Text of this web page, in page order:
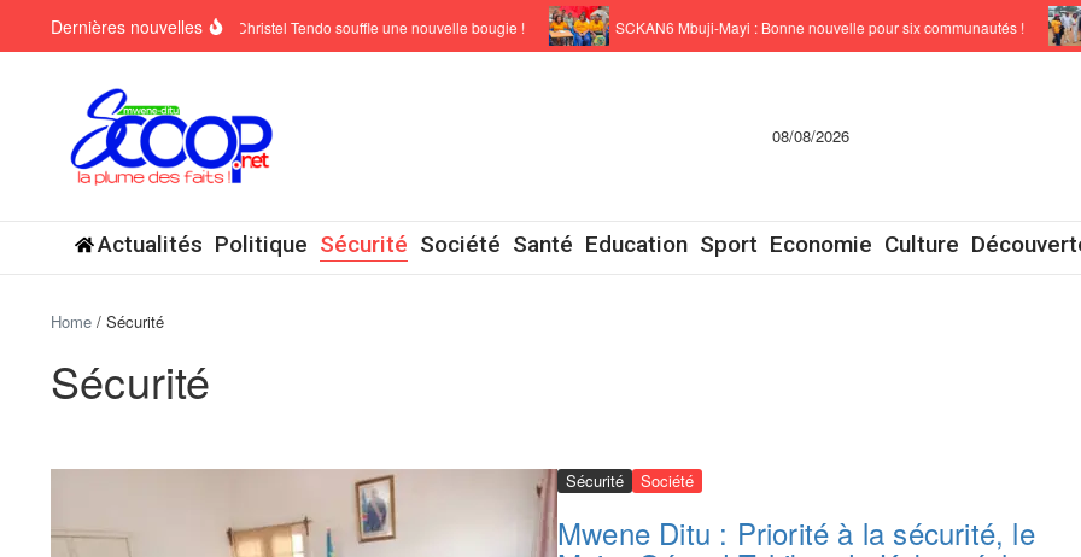
Dernières nouvelles
SCKAN 6 : Christel Tendo souffle une nouvelle bougie ! SCKAN6 Mbuji-Mayi : Bonne nouvelle pour six communautés !
08/08/2026
Actualités Politique Sécurité Société Santé Education Sport Economie Culture
Home / Sécurité
Sécurité
Sécurité Société
Mwene Ditu : Priorité à la sécurité, le